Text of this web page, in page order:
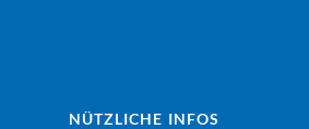
NÜTZLICHE INFOS